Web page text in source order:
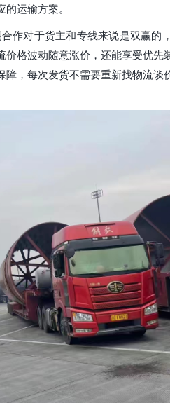
运输方案。
作对于货主和专线来说是双赢的
格波动随意涨价，还能享受优先
，每次发货不需要重新找物流谈